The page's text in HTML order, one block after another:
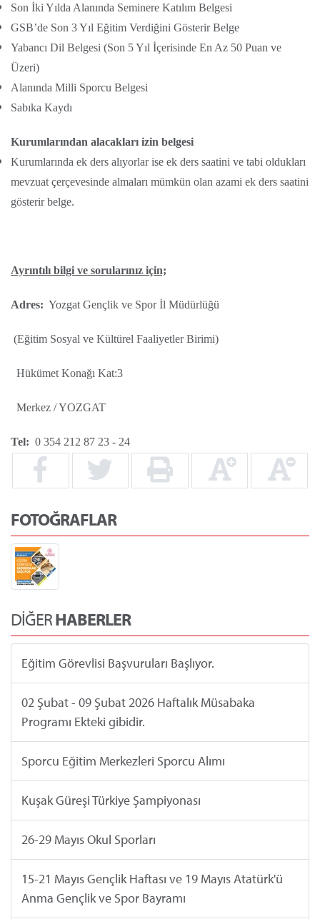
Son İki Yılda Alanında Seminere Katılım Belgesi
GSB’de Son 3 Yıl Eğitim Verdiğini Gösterir Belge
Yabancı Dil Belgesi (Son 5 Yıl İçerisinde En Az 50 Puan ve
Üzeri)
Alanında Milli Sporcu Belgesi
Sabıka Kaydı
Kurumlarından alacakları izin belgesi
Kurumlarında ek ders alıyorlar ise ek ders saatini ve tabi oldukları
mevzuat çerçevesinde almaları mümkün olan azami ek ders saatini
gösterir belge.
Ayrıntılı bilgi ve sorularınız için;
Adres: Yozgat Gençlik ve Spor İl Müdürlüğü
(Eğitim Sosyal ve Kültürel Faaliyetler Birimi)
Hükümet Konağı Kat:3
Merkez / YOZGAT
Tel: 0 354 212 87 23 - 24
FOTOĞRAFLAR
DİĞERHABERLER
Eğitim Görevlisi Başvuruları Başlıyor.
02 Şubat - 09 Şubat 2026 Haftalık Müsabaka
Programı Ekteki gibidir.
Sporcu Eğitim Merkezleri Sporcu Alımı
Kuşak Güreşi Türkiye Şampiyonası
26-29 Mayıs Okul Sporları
15-21 Mayıs Gençlik Haftası ve 19 Mayıs Atatürk'ü
Anma Gençlik ve Spor Bayramı